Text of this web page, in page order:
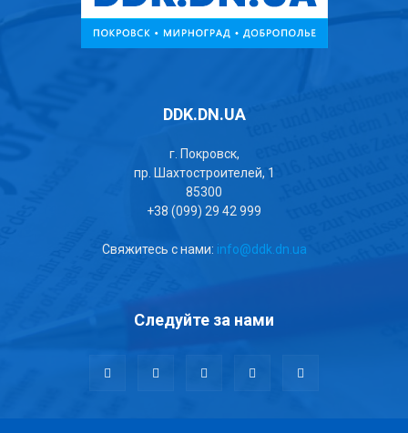
DDK.DN.UA
г. Покровск,
пр. Шахтостроителей, 1
85300
+38 (099) 29 42 999
Свяжитесь с нами: info@ddk.dn.ua
Следуйте за нами